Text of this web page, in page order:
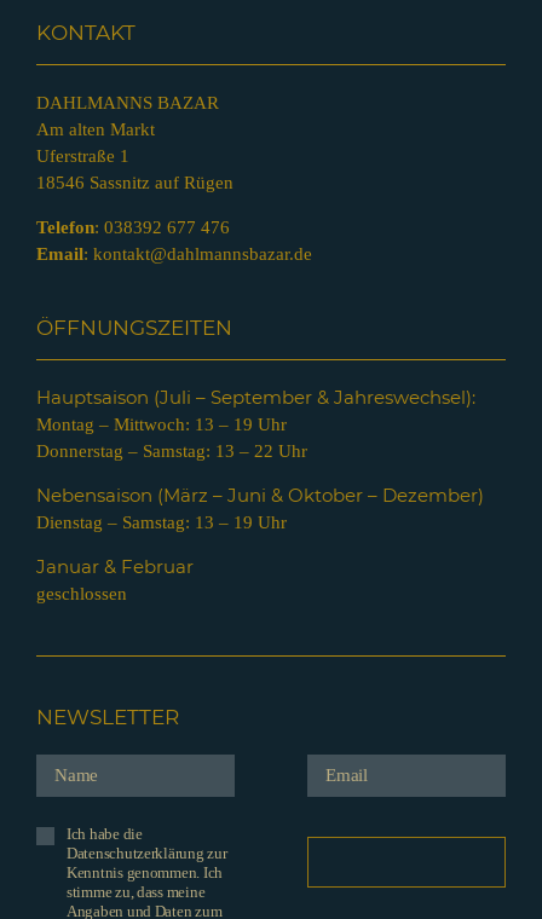
KONTAKT
DAHLMANNS BAZAR
Am alten Markt
Uferstraße 1
18546 Sassnitz auf Rügen
Telefon: 038392 677 476
Email: kontakt@dahlmannsbazar.de
ÖFFNUNGSZEITEN
Hauptsaison (Juli – September & Jahreswechsel):
Montag – Mittwoch: 13 – 19 Uhr
Donnerstag – Samstag: 13 – 22 Uhr
Nebensaison (März – Juni & Oktober – Dezember)
Dienstag – Samstag: 13 – 19 Uhr
Januar & Februar
geschlossen
NEWSLETTER
Ich habe die
Datenschutzerklärung zur
Kenntnis genommen. Ich
stimme zu, dass meine
Angaben und Daten zum